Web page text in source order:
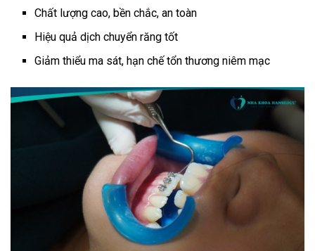
Chất lượng cao, bền chắc, an toàn
Hiệu quả dịch chuyển răng tốt
Giảm thiểu ma sát, hạn chế tổn thương niêm mạc